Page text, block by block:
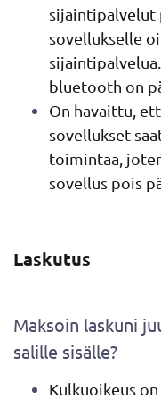
sijaintipalvelut
sovellukselle
bluetooth on
On havaittu,
sovellukset
toimintaa,
sovellus pois
Laskutus
Maksoin laskuni
salille sisälle?
Kulkuoikeus